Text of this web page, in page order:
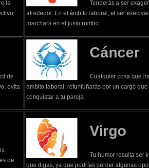
la
Tenderás a ser
alrededor. En el ámbito laboral, el ser
marchará en el justo rumbo.
de
evita
Cáncer
Cualquier cosa que
ámbito laboral, refunfuñarás por un cargo
conquistar a tu pareja
de
Virgo
Tu humor resulta ser
que digas, ya que podrías perder algunas